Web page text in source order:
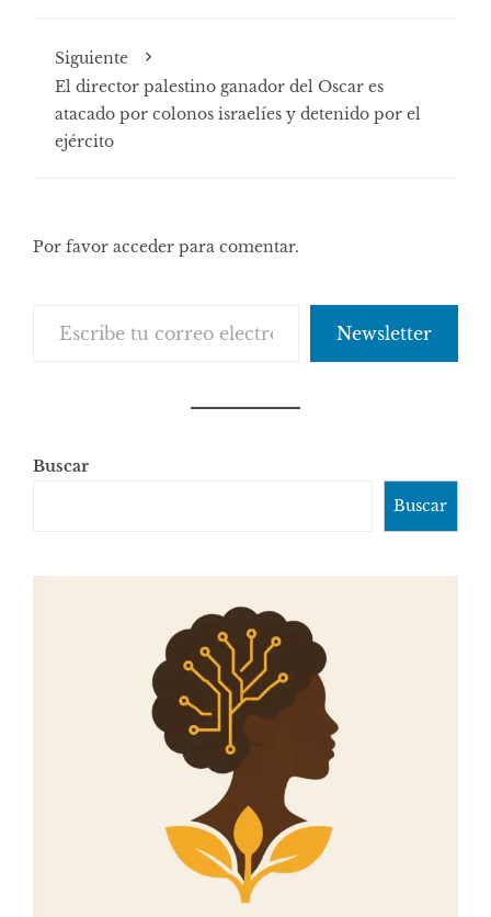
Siguiente
El director palestino ganador del Oscar es
atacado por colonos israelíes y detenido por el
ejército
Por favor acceder para comentar.
Newsletter
Buscar
Buscar